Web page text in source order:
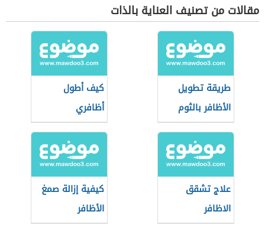
مقالات من تصنيف العناية بالذات
طريقة تطويل
الأظافر بالثوم
كيف أطول
أظافري
علاج تشقق
الاظافر
كيفية إزالة صمغ
الأظافر